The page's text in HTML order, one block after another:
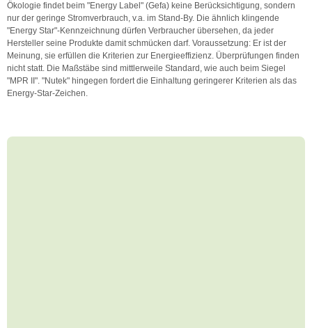
Ökologie findet beim "Energy Label" (Gefa) keine Berücksichtigung, sondern
nur der geringe Stromverbrauch, v.a. im Stand-By. Die ähnlich klingende
"Energy Star"-Kennzeichnung dürfen Verbraucher übersehen, da jeder
Hersteller seine Produkte damit schmücken darf. Voraussetzung: Er ist der
Meinung, sie erfüllen die Kriterien zur Energieeffizienz. Überprüfungen finden
nicht statt. Die Maßstäbe sind mittlerweile Standard, wie auch beim Siegel
"MPR II". "Nutek" hingegen fordert die Einhaltung geringerer Kriterien als das
Energy-Star-Zeichen.